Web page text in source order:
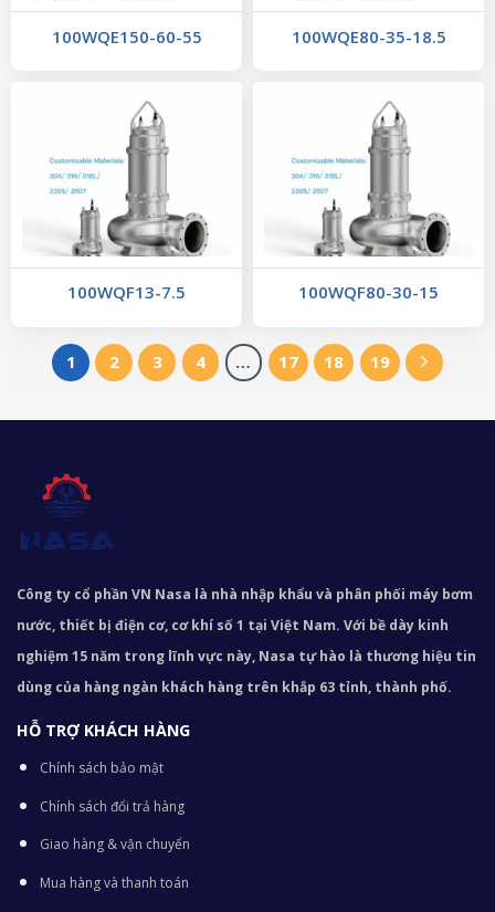
100WQE150-60-55 100WQE80-35-18.5
100WQF13-7.5 100WQF80-30-15
1 2 3 4 … 17 18 19
Công ty cổ phần VN Nasa là nhà nhập khẩu và phân phối máy bơm
nước, thiết bị điện cơ, cơ khí số 1 tại Việt Nam. Với bề dày kinh
nghiệm 15 năm trong lĩnh vực này, Nasa tự hào là thương hiệu tin
dùng của hàng ngàn khách hàng trên khắp 63 tỉnh, thành phố.
HỖ TRỢ KHÁCH HÀNG
Chính sách bảo mật
Chính sách đổi trả hàng
Giao hàng & vận chuyển
Mua hàng và thanh toán